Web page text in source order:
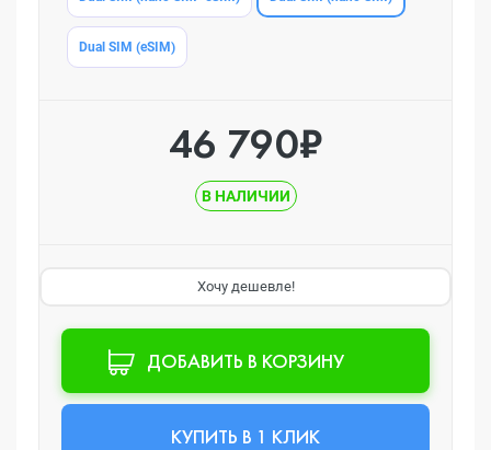
Dual SIM (eSIM)
46 790₽
В НАЛИЧИИ
Хочу дешевле!
ДОБАВИТЬ В КОРЗИНУ
КУПИТЬ В 1 КЛИК